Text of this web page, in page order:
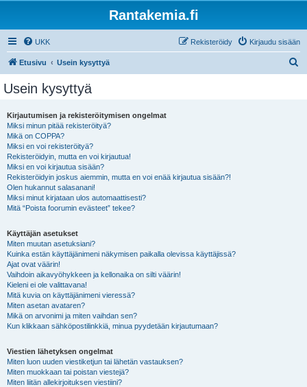
Rantakemia.fi
UKK Kirjaudu sisään
Rekisteröidy
Etusivu Usein kysyttyä
Usein kysyttyä
Kirjautumisen ja rekisteröitymisen ongelmat
Miksi minun pitää rekisteröityä?
Mikä on COPPA?
Miksi en voi rekisteröityä?
Rekisteröidyin, mutta en voi kirjautua!
Miksi en voi kirjautua sisään?
Rekisteröidyin joskus aiemmin, mutta en voi enää kirjautua sisään?!
Olen hukannut salasanani!
Miksi minut kirjataan ulos automaattisesti?
Mitä “Poista foorumin evästeet” tekee?
Käyttäjän asetukset
Miten muutan asetuksiani?
Kuinka estän käyttäjänimeni näkymisen paikalla olevissa käyttäjissä?
Ajat ovat väärin!
Vaihdoin aikavyöhykkeen ja kellonaika on silti väärin!
Kieleni ei ole valittavana!
Mitä kuvia on käyttäjänimeni vieressä?
Miten asetan avataren?
Mikä on arvonimi ja miten vaihdan sen?
Kun klikkaan sähköpostilinkkiä, minua pyydetään kirjautumaan?
Viestien lähetyksen ongelmat
Miten luon uuden viestiketjun tai lähetän vastauksen?
Miten muokkaan tai poistan viestejä?
Miten liitän allekirjoituksen viestiini?